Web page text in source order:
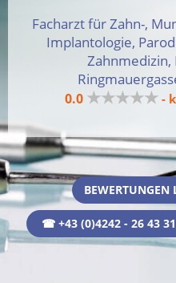
Facharzt für Zahn-,
Implantologie,
Zahnmedizin,
0.0 ★★★★★ -
BEWERTUNGEN
☎ +43 (0)4242 - 26 43 31